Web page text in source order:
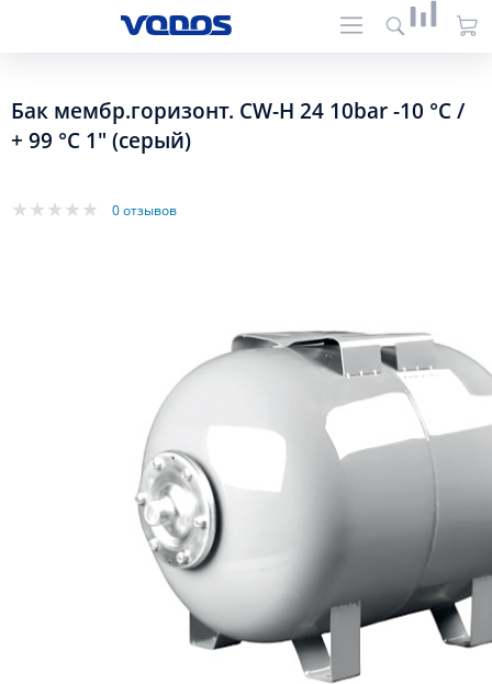
Бак мембр.горизонт. CW-H 24 10bar -10 °C /
+ 99 °C 1" (серый)
0 отзывов